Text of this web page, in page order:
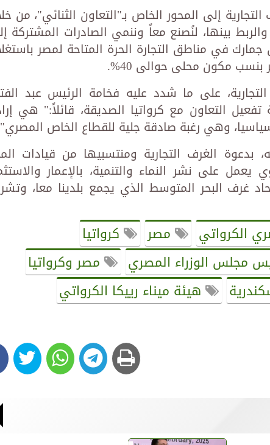
إلى المحور الخاص بـ"التعاون الثنائي"، من
بينها، لنُصنع معاً وننمي الصادرات المشتركة
بدون جمارك في مناطق التجارة الحرة المتاحة لمصر
مكون محلى حوالى 40%.
على ما شدد عليه فخامة الرئيس عبد
التعاون مع كرواتيا الصديقة، قائلاً:" هي
وهي رغبة صادقة جلية للقطاع الخاص
الغرف التجارية ومنتسبيها من قيادات
على نشر النماء والتنمية، بالإعمار
غرف البحر المتوسط الذي يجمع بلدينا معا،
الكرواتي مصر
كرواتيا
مجلس الوزراء المصري
مصر وكرواتيا
هيئة ميناء رييكا الكرواتي